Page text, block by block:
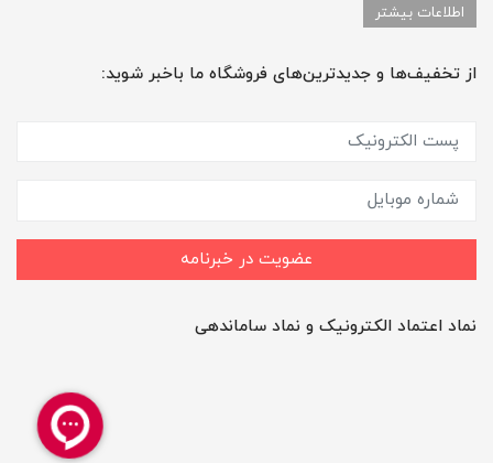
اطلاعات بیشتر
از تخفیف‌ها و جدیدترین‌های فروشگاه ما باخبر شوید:
عضویت در خبرنامه
نماد اعتماد الکترونیک و نماد ساماندهی